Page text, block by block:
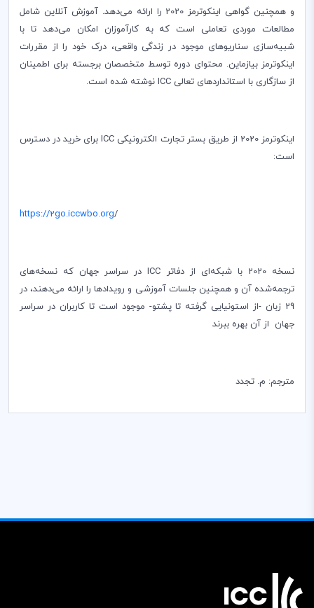
و همچنین گواهی اینکوترمز 2020 را ارائه می‌دهد. آموزش آنلاین شامل
مطالعات موردی تعاملی است که به کارآموزان امکان می‌دهد تا با
شبیه‌سازی سناریوهای موجود در زندگی واقعی، درک خود را از مقررات
اینکوترمز بیازماین. محتوای دوره توسط متخصصان برجسته برای اطمینان
از سازگاری با استانداردهای تعالی ICC نوشته شده است.
اینکوترمز 2020 از طریق بستر تجارت الکترونیکی ICC برای خرید در دسترس
است:
https://2go.iccwbo.org/
نسخه 2020 با شبکه‌ای از دفاتر ICCدر سراسر جهان که نسخه‌های
ترجمه‌شده آن و همچنین جلسات آموزشی و رویدادها را ارائه می‌دهند، در
29 زبان -از استونیایی گرفته تا پشتو- موجود است تا کاربران در سراسر
جهان از آن بهره ببرند
مترجم: م. تجدد